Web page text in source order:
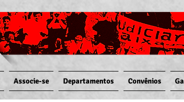
Associe-se Departamentos Convênios